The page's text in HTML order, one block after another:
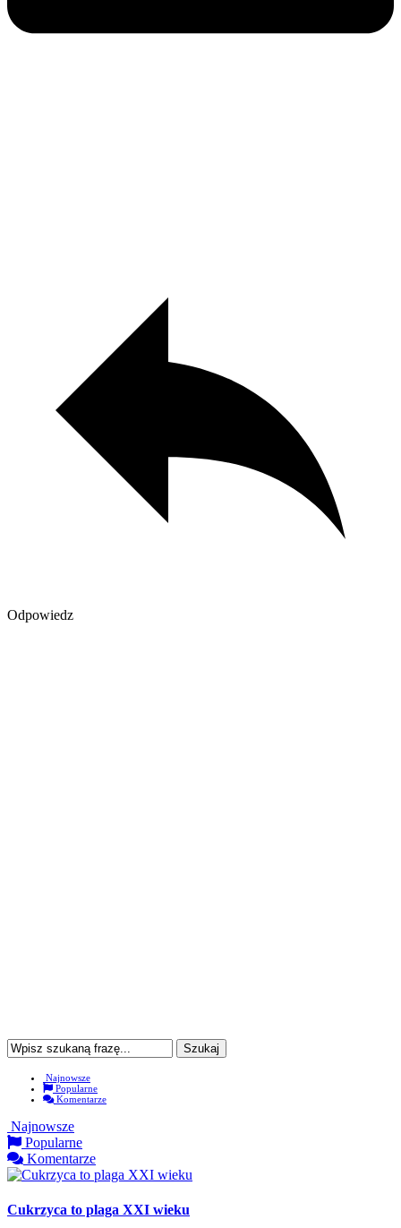
Odpowiedz
Najnowsze
Popularne
Komentarze
Najnowsze
Popularne
Komentarze
Cukrzyca to plaga XXI wieku